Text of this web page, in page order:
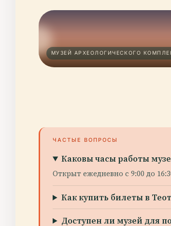
МУЗЕЙ АРХЕОЛОГИЧЕСКОГО
ЧАСТЫЕ ВОПРОСЫ
Каковы часы работы
Открыт ежедневно с 9:00 до
Как купить билеты в
Доступен ли музей для